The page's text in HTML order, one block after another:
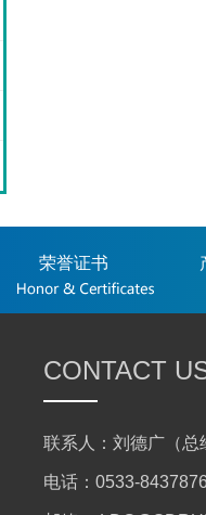
荣誉证书
CONTACT
联系人：刘德广（
电话：0533-